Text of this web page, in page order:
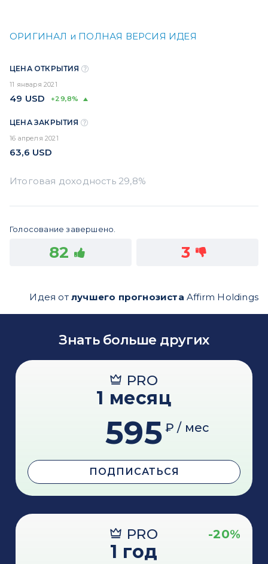
ОРИГИНАЛ и ПОЛНАЯ ВЕРСИЯ ИДЕЯ
ЦЕНА ОТКРЫТИЯ
11 января 2021
49 USD +29,8%
ЦЕНА ЗАКРЫТИЯ
16 апреля 2021
63,6 USD
Голосование завершено.
82 3
Идея от лучшего прогнозиста Affirm Holdings
Знать больше других
PRO
1 месяц
595 ₽ / мес
ПОДПИСАТЬСЯ
PRO -20%
1 год